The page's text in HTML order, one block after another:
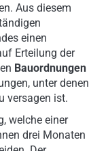
Aus diesem
einen
Erteilung der
Bauordnungen
unter denen
versagen ist.
welche einer
drei Monaten